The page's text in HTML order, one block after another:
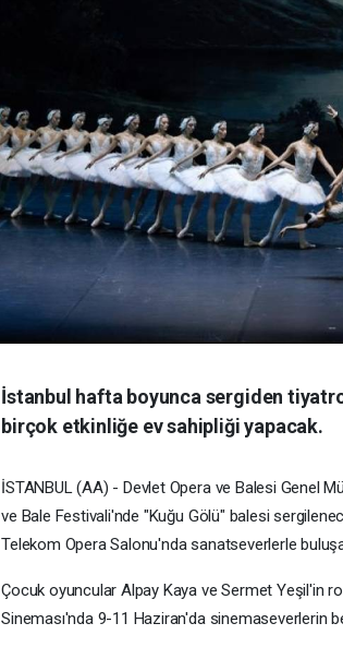
İstanbul hafta boyunca sergiden
birçok etkinliğe ev sahipliği yapacak.
İSTANBUL (AA) - Devlet Opera ve Balesi Genel
ve Bale Festivali'nde "Kuğu Gölü" balesi
Telekom Opera Salonu'nda sanatseverlerle
Çocuk oyuncular Alpay Kaya ve Sermet Yeşil'in
Sineması'nda 9-11 Haziran'da sinemaseverlerin